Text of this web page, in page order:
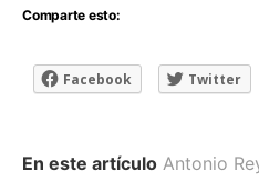
Comparte esto:
Facebook Twitter
En este artículo Antonio